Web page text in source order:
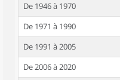
De 1946 à 1970
De 1971 à 1990
De 1991 à 2005
De 2006 à 2020